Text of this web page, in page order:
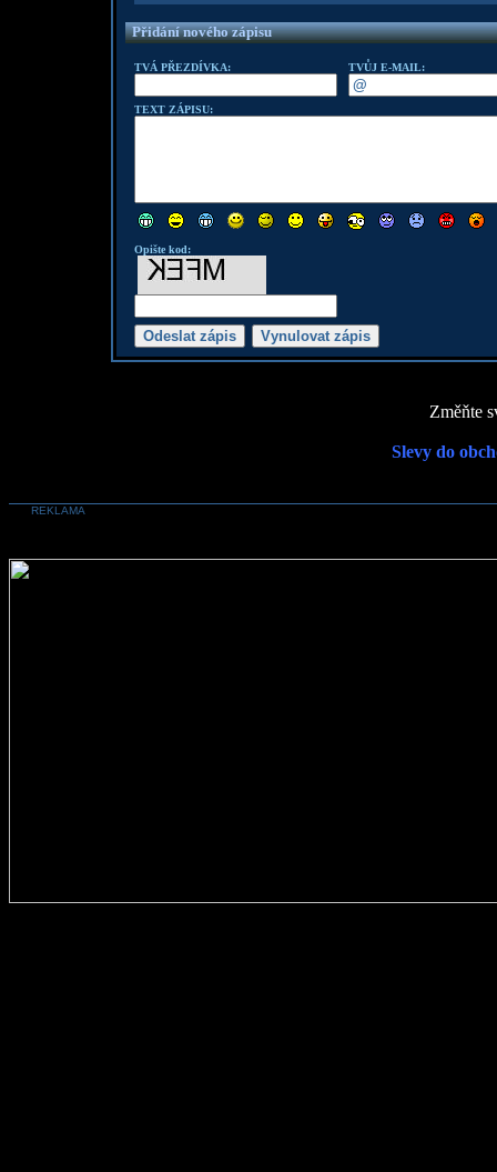
Přidání nového zápisu
TVÁ PŘEZDÍVKA: TVŮJ E-MAIL:
TEXT ZÁPISU:
Opište kod:
Změňte
Slevy do
REKLAMA